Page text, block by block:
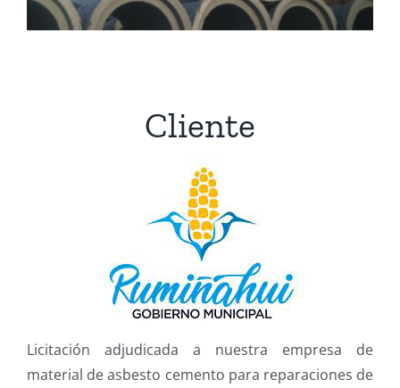
Cliente
Licitación adjudicada a nuestra empresa de
material de asbesto cemento para reparaciones de